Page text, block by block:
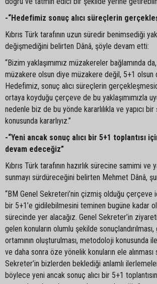
-“Hedefimiz sonuç alıcı süreçlerin
Kıbrıs Türk tarafının uzun süredir benimsediği
değişmediğini belirten Dânâ, şöyle devam etti:
“Bizim yaklaşımımız müzakereler bağlamında
müzakere olsun diye müzakere değil, 5+1 olsun
Hedefimiz, sonuç alıcı süreçlerin
ortaya koyduğu çerçeve de bu yaklaşımımızla
nedenle biz de bu yönde kararlılıkla ve yapıcı
konusunda kararlıyız.”
-“Yeni ancak sonuç alıcı bir 5+1 toplantısı
devam edeceğiz”
Kıbrıs Türk tarafının hazırlık sürecine samimi ve
sunmayı sürdüreceğini belirten Mehmet Dânâ,
“BM Genel Sekreteri’nin çizmiş olduğu çerçeve
bir 5+1’e gidilebilmesini teminen bugüne kadar
sürecinde yer alacağız. Genel Sekreter’in
gelen konuların olumlu şekilde
ortamının oluşturulması, metodoloji konusunda
ve daha sonra öze yönelik konuların ele
Sekreter’in bizlerden beklediği anlamlı
böylece yeni ancak sonuç alıcı bir 5+1